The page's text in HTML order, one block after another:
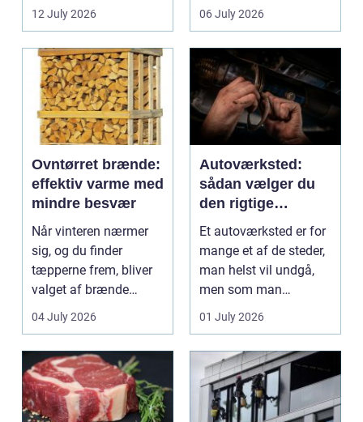
mindre CO2-udslip og
12 July 2026
påvirker medarbejder...
06 July 2026
Ovntørret brænde:
effektiv varme med
mindre besvær
Når vinteren nærmer
sig, og du finder
tæpperne frem, bliver
valget af brænde
pludselig vigtigt.
Mang...
04 July 2026
Autoværksted:
sådan vælger du
den rigtige
mekaniker
Et autoværksted er for
mange et af de steder,
man helst vil undgå,
men som man
alligevel...
01 July 2026